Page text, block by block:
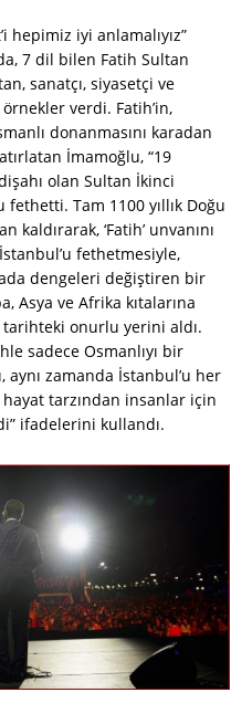
hepimiz iyi anlamalıyız”
7 dil bilen Fatih Sultan
sanatçı, siyasetçi ve
verdi. Fatih’in,
donanmasını karadan
İmamoğlu, “19
olan Sultan İkinci
fethetti. Tam 1100 yıllık Doğu
kaldırarak, ‘Fatih’ unvanını
İstanbul’u fethetmesiyle,
dengeleri değiştiren bir
Asya ve Afrika kıtalarına
onurlu yerini aldı.
sadece Osmanlıyı bir
aynı zamanda İstanbul’u her
tarzından insanlar için
ifadelerini kullandı.